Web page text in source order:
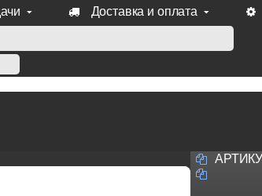
Доставка и оплата
Fratelli, Tupai, Extreza, Melodia, Forme при